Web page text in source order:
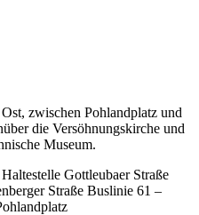
zwischen Pohlandplatz und
die Versöhnungskirche und
Museum.
Gottleubaer Straße
Straße Buslinie 61 –